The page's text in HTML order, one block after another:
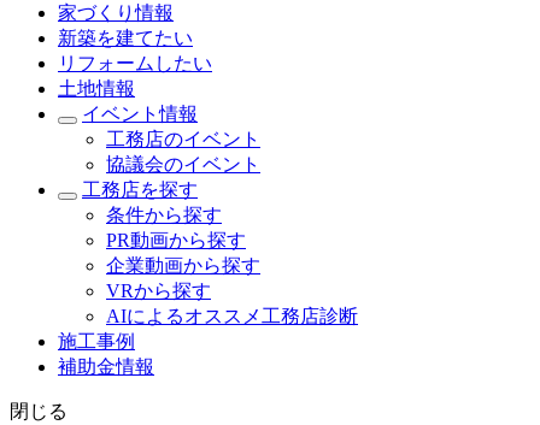
家づくり情報
新築を建てたい
リフォームしたい
土地情報
イベント情報
工務店のイベント
協議会のイベント
工務店を探す
条件から探す
PR動画から探す
企業動画から探す
VRから探す
AIによるオススメ工務店診断
施工事例
補助金情報
閉じる